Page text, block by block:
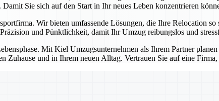
Sie sich auf den Start in Ihr neues Leben konzentrieren
Wir bieten umfassende Lösungen, die Ihre Relocation
und Pünktlichkeit, damit Ihr Umzug reibungslos und
Mit Kiel Umzugsunternehmen als Ihrem Partner
Zuhause und in Ihrem neuen Alltag. Vertrauen Sie auf eine